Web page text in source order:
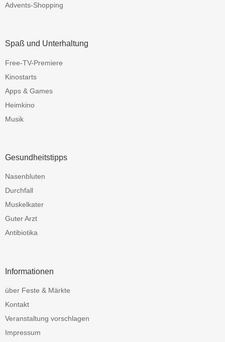
Advents-Shopping
Spaß und Unterhaltung
Free-TV-Premiere
Kinostarts
Apps & Games
Heimkino
Musik
Gesundheitstipps
Nasenbluten
Durchfall
Muskelkater
Guter Arzt
Antibiotika
Informationen
über Feste & Märkte
Kontakt
Veranstaltung vorschlagen
Impressum